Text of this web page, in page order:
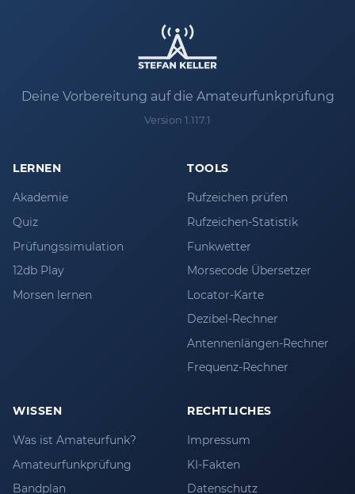
Deine Vorbereitung auf die Amateurfunkprüfung
Version 1.117.1
LERNEN
Akademie
Quiz
Prüfungssimulation
12db Play
Morsen lernen
TOOLS
Rufzeichen prüfen
Rufzeichen-Statistik
Funkwetter
Morsecode Übersetzer
Locator-Karte
Dezibel-Rechner
Antennenlängen-Rechner
Frequenz-Rechner
WISSEN
Was ist Amateurfunk?
Amateurfunkprüfung
Bandplan
RECHTLICHES
Impressum
KI-Fakten
Datenschutz